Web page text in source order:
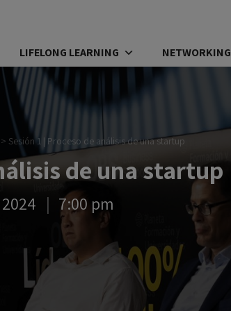
LIFELONG LEARNING NETWORKING
> Sesión 1 | Proceso de análisis de una startup
de una startup
7:00 pm